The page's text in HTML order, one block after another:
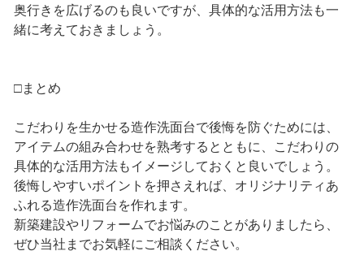
奥行きを広げるのも良いですが、具体的な活用方法も一
緒に考えておきましょう。
□まとめ
こだわりを生かせる造作洗面台で後悔を防ぐためには、
アイテムの組み合わせを熟考するとともに、こだわりの
具体的な活用方法もイメージしておくと良いでしょう。
後悔しやすいポイントを押さえれば、オリジナリティあ
ふれる造作洗面台を作れます。
新築建設やリフォームでお悩みのことがありましたら、
ぜひ当社までお気軽にご相談ください。